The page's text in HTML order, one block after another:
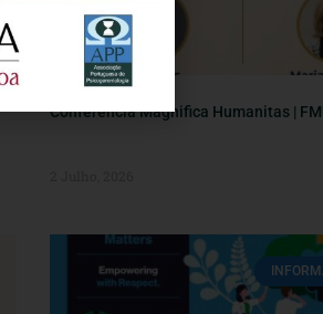
Conferência Magnifica Humanitas |